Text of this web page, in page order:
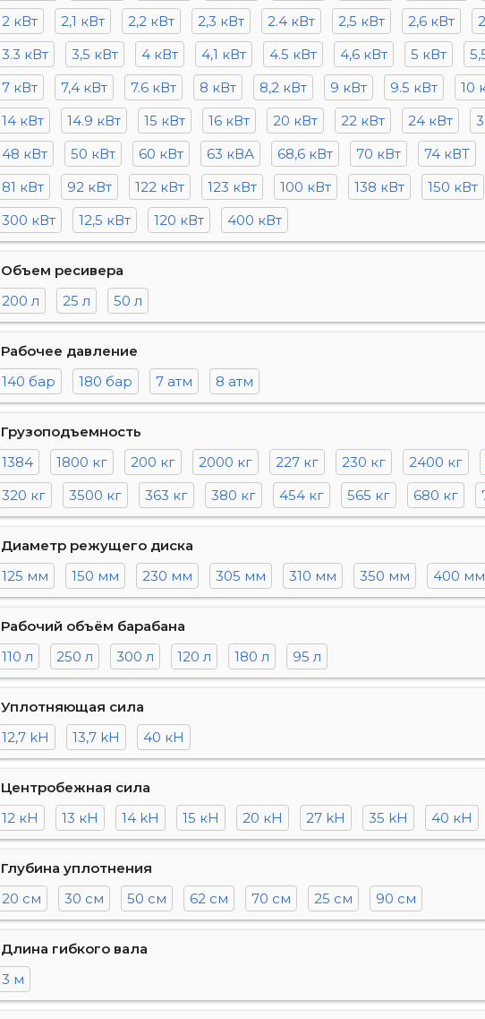
2 кВт
2,1 кВт 2,2 кВт 2,3 кВт 2.4 кВт 2,5 кВт 2,6 кВт
3.3 кВт
3,5 кВт 4 кВт 4,1 кВт 4.5 кВт 4,6 кВт 5 кВт
7 кВт
7,4 кВт 7.6 кВт 8 кВт 8,2 кВт 9 кВт 9.5 кВт 10
14 кВт
14.9 кВт 15 кВт 16 кВт 20 кВт 22 кВт 24 кВт
48 кВт
50 кВт 60 кВт 63 кВА 68,6 кВт 70 кВт 74 кВТ
81 кВт
92 кВт 122 кВт 123 кВт 100 кВт 138 кВт 150 кВт
300 кВт
12,5 кВт 120 кВт 400 кВт
Объем ресивера
200 л
25 л 50 л
Рабочее давление
140 бар
180 бар 7 атм 8 атм
Грузоподъемность
1384
1800 кг 200 кг 2000 кг 227 кг 230 кг 2400 кг
320 кг
3500 кг 363 кг 380 кг 454 кг 565 кг 680 кг
Диаметр режущего диска
125 мм
150 мм 230 мм 305 мм 310 мм 350 мм 400 мм
Рабочий объём барабана
110 л
250 л 300 л 120 л 180 л 95 л
Уплотняющая сила
12,7 kH
13,7 kH 40 кН
Центробежная сила
12 кН
13 кН 14 kH 15 кН 20 кН 27 kH 35 kH 40 кН
Глубина уплотнения
20 см
30 см 50 см 62 см 70 см 25 см 90 см
Длина гибкого вала
3 м